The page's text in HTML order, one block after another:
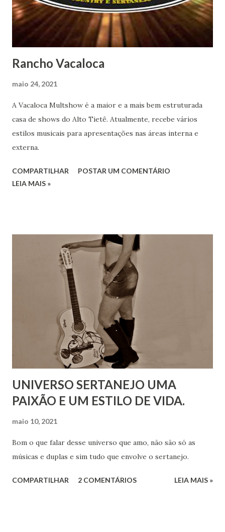
Rancho Vacaloca
maio 24, 2021
A Vacaloca Multshow é a maior e a mais bem estruturada
casa de shows do Alto Tietê. Atualmente, recebe vários
estilos musicais para apresentações nas áreas interna e
externa.
COMPARTILHAR
POSTAR UM COMENTÁRIO
LEIA MAIS »
UNIVERSO SERTANEJO UMA
PAIXÃO E UM ESTILO DE VIDA.
maio 10, 2021
Bom o que falar desse universo que amo, não são só as
músicas e duplas e sim tudo que envolve o sertanejo.
COMPARTILHAR 2 COMENTÁRIOS LEIA MAIS »